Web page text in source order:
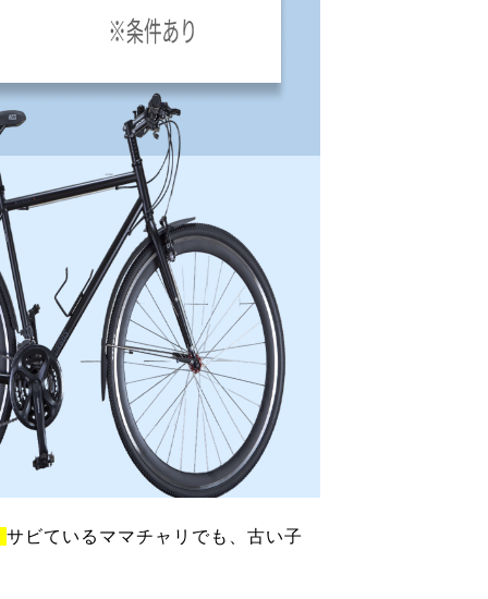
サビているママチャリでも、古い子